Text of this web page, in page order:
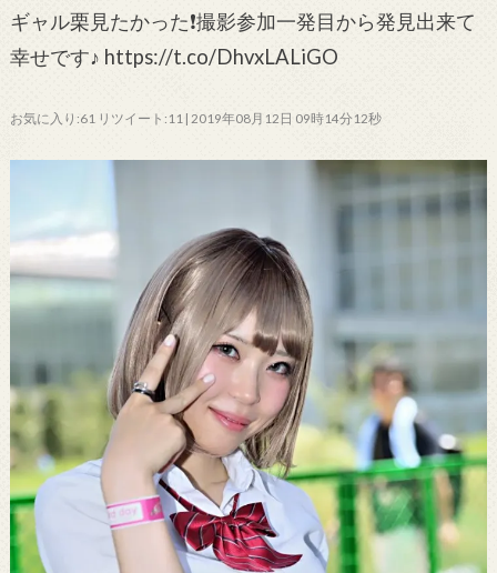
ギャル栗見たかった❗撮影参加一発目から発見出来て
幸せです♪ https://t.co/DhvxLALiGO
お気に入り:61 リツイート:11 | 2019年08月12日 09時14分12秒